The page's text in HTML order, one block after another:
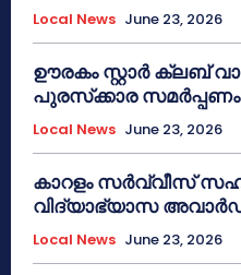
Local News June 23, 2026
ഊരകം സ്റ്റാർ ക്ലബ്
പുരസ്‌ക്കാര സമർപ്പണം
Local News June 23, 2026
കാറളം സർവ്വീസ്
വിദ്യാഭ്യാസ
Local News June 23, 2026